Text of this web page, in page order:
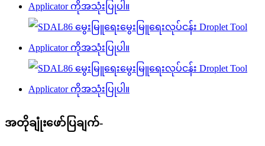
အတိုချုံးဖော်ပြချက်-